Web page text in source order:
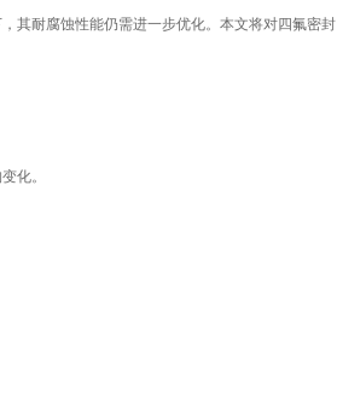
其耐腐蚀性能仍需进一步优化。本文将对四氟密封
化。